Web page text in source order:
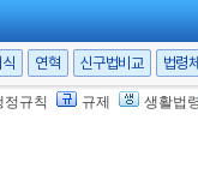
식 연혁 신구법비교 법령
정규칙 규제 생활법
구직활동에 드는 비용이